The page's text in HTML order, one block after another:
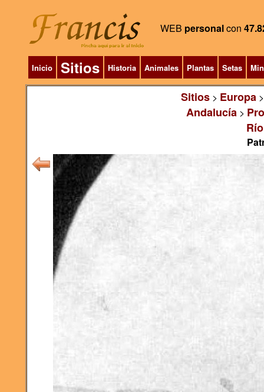
WEB personalcon
Inicio Sitios Historia Animales Plantas Setas
Sitios> Europa
Andalucía>